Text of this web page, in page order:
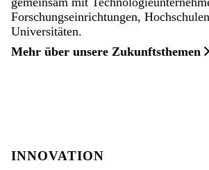
Forschungseinrichtungen,
Universitäten.
Mehr über unsere Zukunftsthemen
INNOVATION